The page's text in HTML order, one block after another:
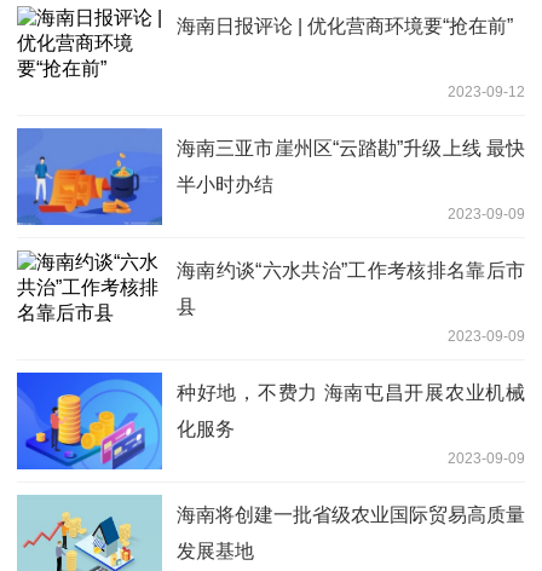
海南日报评论 | 优化营商环境要“抢在前”
2023-09-12
海南三亚市崖州区“云踏勘”升级上线 最快
半小时办结
2023-09-09
海南约谈“六水共治”工作考核排名靠后市
县
2023-09-09
种好地，不费力 海南屯昌开展农业机械
化服务
2023-09-09
海南将创建一批省级农业国际贸易高质量
发展基地